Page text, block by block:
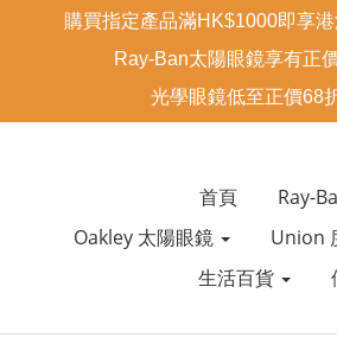
首頁 Ray-
Oakley 太陽眼鏡
Union
生活百貨
購買指定產品滿HK$1000即享港
Ray-Ban太陽眼鏡享有正
光學眼鏡低至正價68